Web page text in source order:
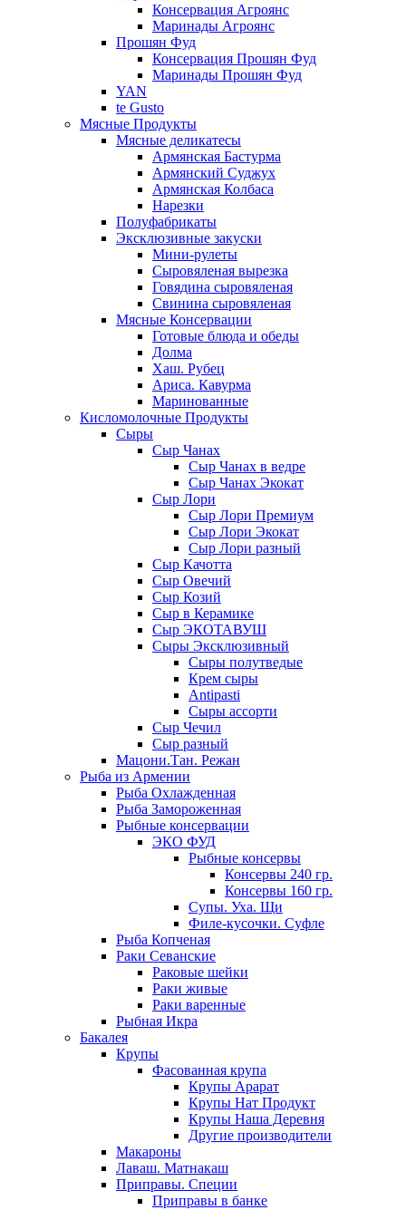
Консервация Агроянс
Маринады Агроянс
Прошян Фуд
Консервация Прошян Фуд
Маринады Прошян Фуд
YAN
te Gusto
Мясные Продукты
Мясные деликатесы
Армянская Бастурма
Армянский Суджух
Армянская Колбаса
Нарезки
Полуфабрикаты
Эксклюзивные закуски
Мини-рулеты
Сыровяленая вырезка
Говядина сыровяленая
Свинина сыровяленая
Мясные Консервации
Готовые блюда и обеды
Долма
Хаш. Рубец
Ариса. Кавурма
Маринованные
Кисломолочные Продукты
Сыры
Сыр Чанах
Сыр Чанах в ведре
Сыр Чанах Экокат
Сыр Лори
Сыр Лори Премиум
Сыр Лори Экокат
Сыр Лори разный
Сыр Качотта
Сыр Овечий
Сыр Козий
Сыр в Керамике
Сыр ЭКОТАВУШ
Сыры Эксклюзивный
Сыры полутведые
Крем сыры
Antipasti
Сыры ассорти
Сыр Чечил
Сыр разный
Мацони.Тан. Режан
Рыба из Армении
Рыба Охлажденная
Рыба Замороженная
Рыбные консервации
ЭКО ФУД
Рыбные консервы
Консервы 240 гр.
Консервы 160 гр.
Супы. Уха. Щи
Филе-кусочки. Суфле
Рыба Копченая
Раки Севанские
Раковые шейки
Раки живые
Раки варенные
Рыбная Икра
Бакалея
Крупы
Фасованная крупа
Крупы Арарат
Крупы Нат Продукт
Крупы Наша Деревня
Другие производители
Макароны
Лаваш. Матнакаш
Приправы. Специи
Приправы в банке